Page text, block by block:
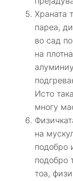
Храната
пареа,
во сад
на
Исто
многу
на
подобро
подобро
тоа,